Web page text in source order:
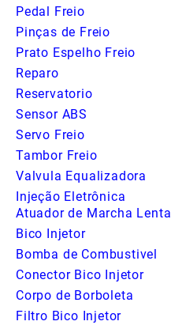
Pedal Freio
Pinças de Freio
Prato Espelho Freio
Reparo
Reservatorio
Sensor ABS
Servo Freio
Tambor Freio
Valvula Equalizadora
Injeção Eletrônica
Atuador de Marcha Lenta
Bico Injetor
Bomba de Combustivel
Conector Bico Injetor
Corpo de Borboleta
Filtro Bico Injetor